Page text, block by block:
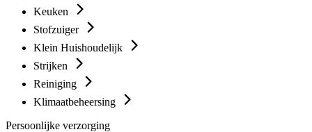
Keuken
Stofzuiger
Klein Huishoudelijk
Strijken
Reiniging
Klimaatbeheersing
Persoonlijke verzorging